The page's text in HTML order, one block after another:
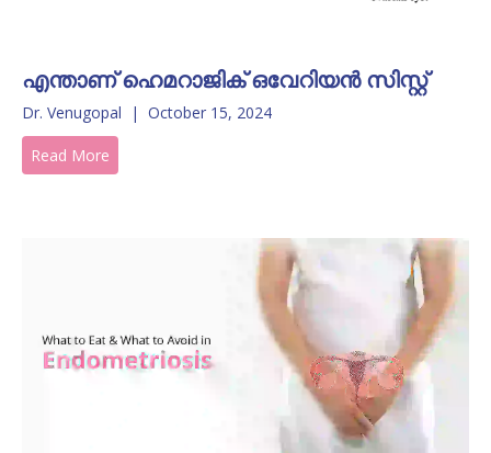
എന്താണ് ഹെമറാജിക് ഒവേറിയൻ സിസ്റ്റ്
Dr. Venugopal | October 15, 2024
Read More